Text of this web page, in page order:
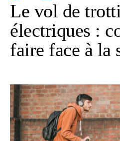
Le vol de
électriques :
faire face à la